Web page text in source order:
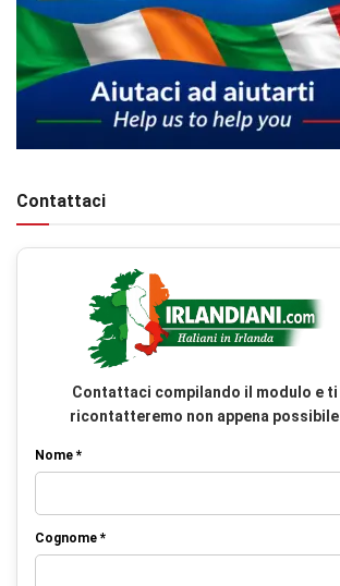
Contattaci
Contattaci compilando il modulo e ti
ricontatteremo non appena possibile
Nome *
Cognome *